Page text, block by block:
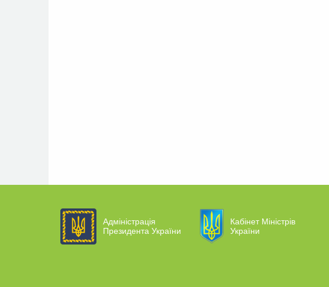
Адміністрація
Президента України
Кабінет Міністрів
України